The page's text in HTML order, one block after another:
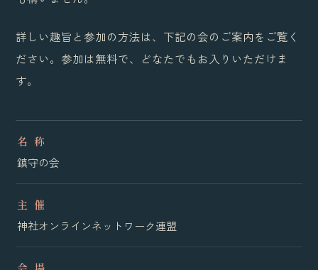
詳しい趣旨と参加の方法は、下記の会のご案内をご覧く
ださい。参加は無料で、どなたでもお入りいただけま
す。
名 称
鎮守の会
主 催
神社オンラインネットワーク連盟